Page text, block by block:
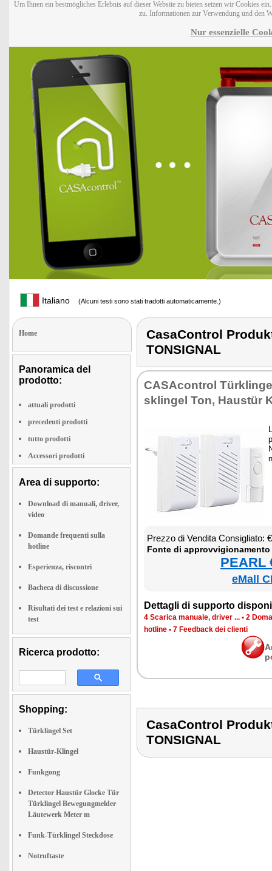
Um Ihnen ein bestmögliches Erlebnis auf dieser Website zu bieten setzen wir Cookies
zu. Informationen zur Verwendung und den
Nur essenzielle
Italiano (Alcuni testi sono stati tradotti automaticamente.)
Home
Panoramica del
prodotto:
attuali prodotti
precedenti prodotti
tutto prodotti
Accessori prodotti
Area di supporto:
Download di manuali, driver,
video
Domande frequenti sulla
hotline
Esperienza, riscontri
Bacheca di discussione
Risultati dei test e relazioni sui
test
Ricerca prodotto:
Shopping:
Türklingel Set
Haustür-Klingel
Funkgong
Detector Haustür Glocke Tür
Türklingel Bewegungmelder
Läutewerk Meter m
Funk-Türklingel Steckdose
Notruftaste
CasaControl
TONSIGNAL
CA­SA­con­trol
sklin­gel Ton, Hau­stür
Prez­zo di Ven­di­ta Con­si­glia­to:
Fon­te di
PEARL
eMall
Det­ta­gli di sup­por­to
4 Sca­ri­ca ma­nua­le, dri­ver ... • 2
ho­tli­ne • 7 Feed­back dei clien­ti
CasaControl
TONSIGNAL